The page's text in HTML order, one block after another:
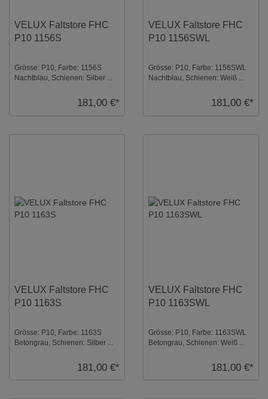
VELUX Faltstore FHC
P10 1156S
Grösse: P10, Farbe: 1156S
Nachtblau, Schienen: Silber ...
181,00 €*
VELUX Faltstore FHC
P10 1156SWL
Grösse: P10, Farbe: 1156SWL
Nachtblau, Schienen: Weiß ...
181,00 €*
VELUX Faltstore FHC
P10 1163S
Grösse: P10, Farbe: 1163S
Betongrau, Schienen: Silber ...
181,00 €*
VELUX Faltstore FHC
P10 1163SWL
Grösse: P10, Farbe: 1163SWL
Betongrau, Schienen: Weiß ...
181,00 €*